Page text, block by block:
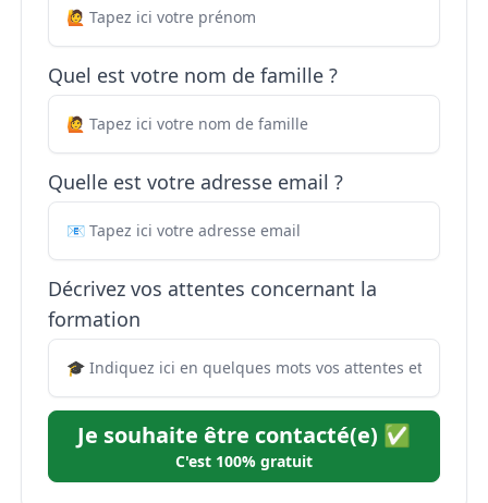
Quel est votre nom de famille ?
Quelle est votre adresse email ?
Décrivez vos attentes concernant la
formation
Je souhaite être contacté(e) ✅
C'est 100% gratuit